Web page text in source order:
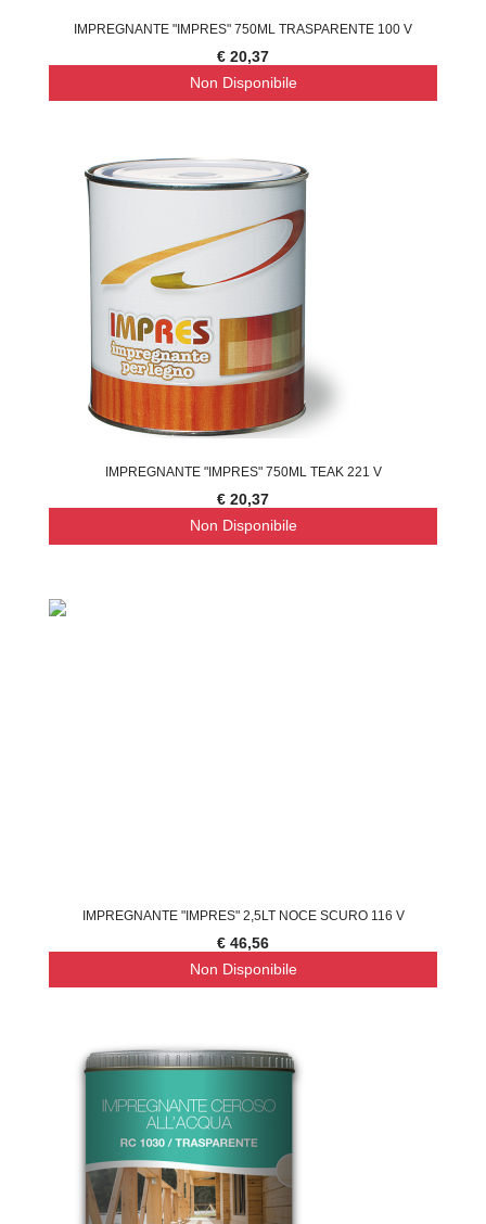
IMPREGNANTE "IMPRES" 750ML TRASPARENTE 100 V
€ 20,37
Non Disponibile
IMPREGNANTE "IMPRES" 750ML TEAK 221 V
€ 20,37
Non Disponibile
IMPREGNANTE "IMPRES" 2,5LT NOCE SCURO 116 V
€ 46,56
Non Disponibile